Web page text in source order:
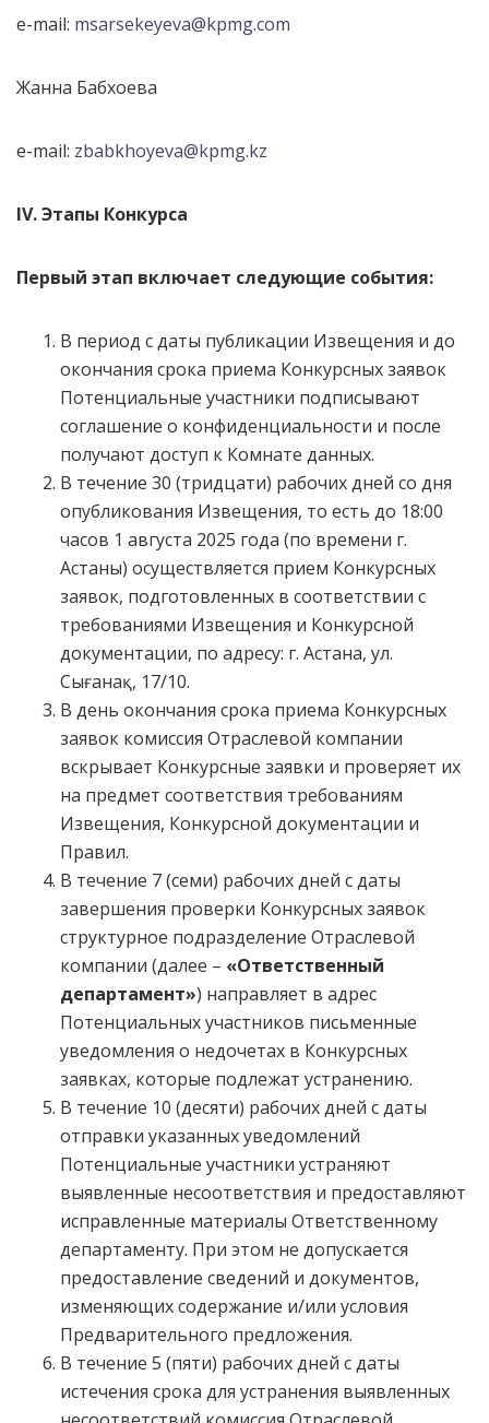
e-mail: msarsekeyeva@kpmg.com
Жанна Бабхоева
e-mail: zbabkhoyeva@kpmg.kz
IV. Этапы Конкурса
Первый этап включает следующие события:
В период с даты публикации Извещения и до
окончания срока приема Конкурсных заявок
Потенциальные участники подписывают
соглашение о конфиденциальности и после
получают доступ к Комнате данных.
В течение 30 (тридцати) рабочих дней со дня
опубликования Извещения, то есть до 18:00
часов 1 августа 2025 года (по времени г.
Астаны) осуществляется прием Конкурсных
заявок, подготовленных в соответствии с
требованиями Извещения и Конкурсной
документации, по адресу: г. Астана, ул.
Сығанақ, 17/10.
В день окончания срока приема Конкурсных
заявок комиссия Отраслевой компании
вскрывает Конкурсные заявки и проверяет их
на предмет соответствия требованиям
Извещения, Конкурсной документации и
Правил.
В течение 7 (семи) рабочих дней с даты
завершения проверки Конкурсных заявок
структурное подразделение Отраслевой
компании (далее – «Ответственный
департамент») направляет в адрес
Потенциальных участников письменные
уведомления о недочетах в Конкурсных
заявках, которые подлежат устранению.
В течение 10 (десяти) рабочих дней с даты
отправки указанных уведомлений
Потенциальные участники устраняют
выявленные несоответствия и предоставляют
исправленные материалы Ответственному
департаменту. При этом не допускается
предоставление сведений и документов,
изменяющих содержание и/или условия
Предварительного предложения.
В течение 5 (пяти) рабочих дней с даты
истечения срока для устранения выявленных